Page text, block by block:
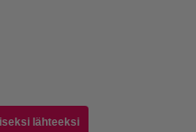
lähteeksi